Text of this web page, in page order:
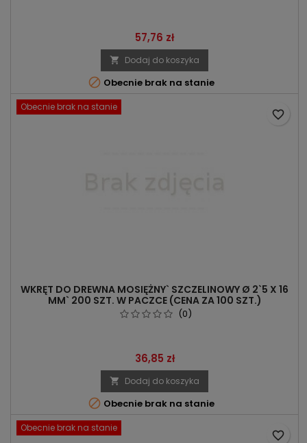
Cena
57,76 zł
 Dodaj do koszyka
 Obecnie brak na stanie
Obecnie brak na stanie
WKRĘT DO DREWNA MOSIĘŻNY` SZCZELINOWY Ø 2`5 X 16
MM` 200 SZT. W PACZCE (CENA ZA 100 SZT.)
(0)
Cena
36,85 zł
 Dodaj do koszyka
 Obecnie brak na stanie
favorite_border
Obecnie brak na stanie
favorite_border